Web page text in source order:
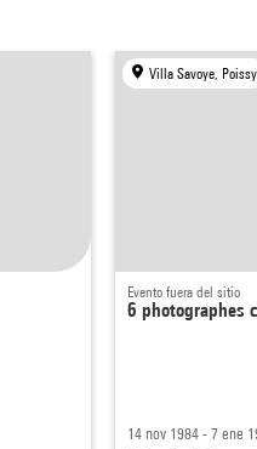
Villa Savoye, Poissy
Evento fuera del sitio
6 photographes
14 nov 1984 - 7 ene